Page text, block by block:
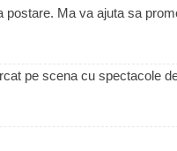
postare. Ma va ajuta sa
pe scena cu spectacole